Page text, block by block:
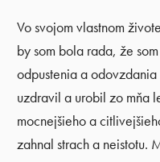
Vo svojom vlastnom
by som bola rada, že
odpustenia a
uzdravil a urobil zo mňa
mocnejšieho a
zahnal strach a neistotu.